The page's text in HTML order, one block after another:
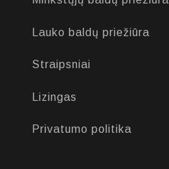
Lauko baldų priežiūra
Straipsniai
Lizingas
Privatumo politika